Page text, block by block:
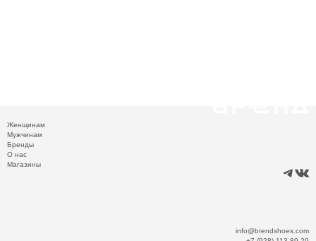
Женщинам
Мужчинам
Бренды
О нас
Магазины
info@brendshoes.com